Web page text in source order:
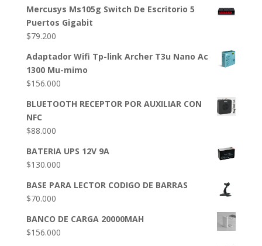
Mercusys Ms105g Switch De Escritorio 5
Puertos Gigabit
$79.200
Adaptador Wifi Tp-link Archer T3u Nano Ac
1300 Mu-mimo
$156.000
BLUETOOTH RECEPTOR POR AUXILIAR CON
NFC
$88.000
BATERIA UPS 12V 9A
$130.000
BASE PARA LECTOR CODIGO DE BARRAS
$70.000
BANCO DE CARGA 20000MAH
$156.000